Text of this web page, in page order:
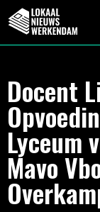
Docent
Lyceum
Mavo